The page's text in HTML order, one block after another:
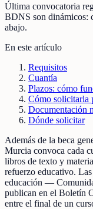
Última convocatoria
BDNS son dinámicos:
abajo.
En este artículo
Requisitos
Cuantía
Plazos: cómo
Cómo solicitarla
Documentación
Dónde solicitar
Además de la beca
Murcia convoca cada
libros de texto y
refuerzo educativo.
educación —
publican en el Boletín
entre el final de un